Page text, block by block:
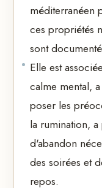
méditerranéen
ces propriétés
sont
Elle est
calme mental,
poser les
la rumination,
d'abandon
des soirées et
repos.